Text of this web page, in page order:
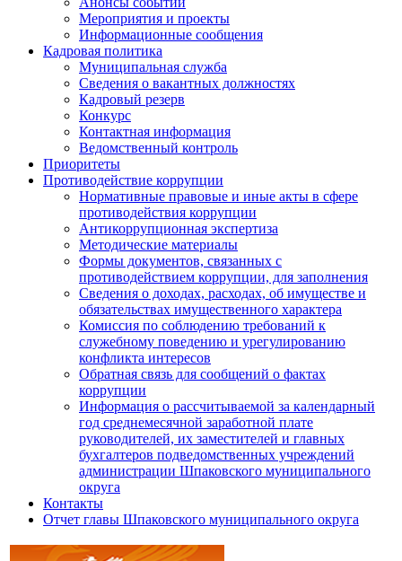
Мероприятия и проекты
Информационные сообщения
Кадровая политика
Муниципальная служба
Сведения о вакантных должностях
Кадровый резерв
Конкурс
Контактная информация
Ведомственный контроль
Приоритеты
Противодействие коррупции
Нормативные правовые и иные акты в сфере
противодействия коррупции
Антикоррупционная экспертиза
Методические материалы
Формы документов, связанных с
противодействием коррупции, для заполнения
Сведения о доходах, расходах, об имуществе и
обязательствах имущественного характера
Комиссия по соблюдению требований к
служебному поведению и урегулированию
конфликта интересов
Обратная связь для сообщений о фактах
коррупции
Информация о рассчитываемой за календарный
год среднемесячной заработной плате
руководителей, их заместителей и главных
бухгалтеров подведомственных учреждений
администрации Шпаковского муниципального
округа
Контакты
Отчет главы Шпаковского муниципального округа